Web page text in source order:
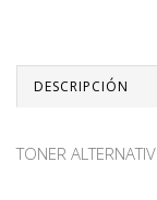
DESCRIPCIÓN
TONER